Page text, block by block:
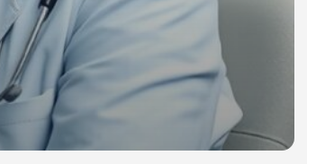
ДРУГИМИ
ОПУХОЛЯМИ?
СИМПТОМЫ
ЗАБОЛЕВАНИЯ
РАКОМ
И